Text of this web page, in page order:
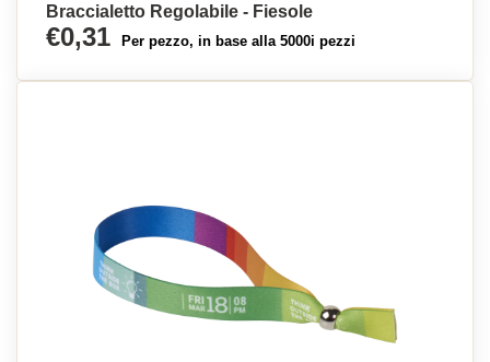
Braccialetto Regolabile - Fiesole
€0,31 Per pezzo, in base alla 5000i pezzi